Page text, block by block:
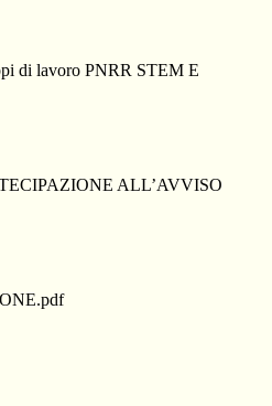
di lavoro PNRR STEM E
ALL’AVVISO